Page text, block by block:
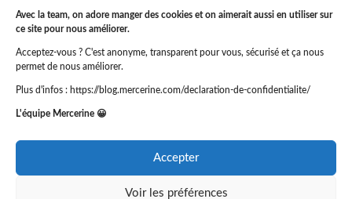
Avec la team, on adore manger des cookies et on aimerait aussi en utiliser sur
ce site pour nous améliorer.
Acceptez-vous ? C'est anonyme, transparent pour vous, sécurisé et ça nous
permet de nous améliorer.
Plus d'infos : https://blog.mercerine.com/declaration-de-confidentialite/
L'équipe Mercerine 😀
Accepter
Voir les préférences
Mentions légales et confidentialité
Bon cadeau Mercerine
TOUTES LES NOUVEAUTES
Retrouvez nouveautés et réalisations